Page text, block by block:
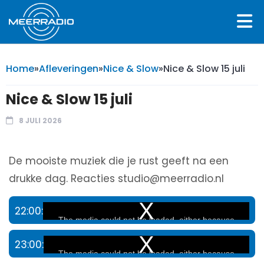
Home»Afleveringen»Nice & Slow»Nice & Slow 15 juli
Nice & Slow 15 juli
8 JULI 2026
De mooiste muziek die je rust geeft na een
drukke dag. Reacties studio@meerradio.nl
22:00:
is
a
The media could not be loaded, either because
the server or network failed or because the
format is not supported.
23:00:
The media could not be loaded, either because